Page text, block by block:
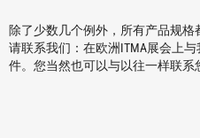
除了少数几个例外，所有产品规格
请联系我们：在欧洲ITMA展会上
件。您当然也可以与以往一样联系